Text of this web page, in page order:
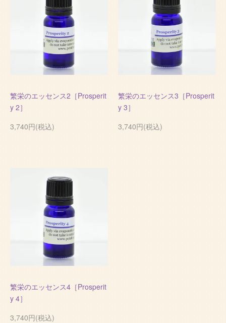
繁栄のエッセンス2［Prosperit
y 2］
3,740円(税込)
繁栄のエッセンス3［Prosperit
y 3］
3,740円(税込)
繁栄のエッセンス4［Prosperit
y 4］
3,740円(税込)